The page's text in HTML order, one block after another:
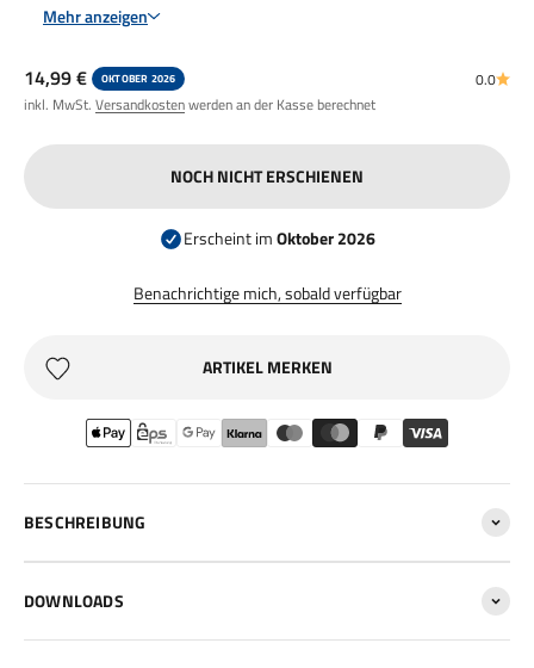
Mehr anzeigen
Angebot
14,99 € OKTOBER 2026
inkl. MwSt. Versandkostenwerden an der Kasse berechnet
0.0
NOCH NICHT ERSCHIENEN
Erscheint imOktober 2026
Benachrichtige mich, sobald verfügbar
ARTIKEL MERKEN
BESCHREIBUNG
DOWNLOADS